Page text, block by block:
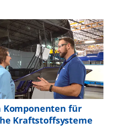
Komponenten für
Kraftstoffsysteme